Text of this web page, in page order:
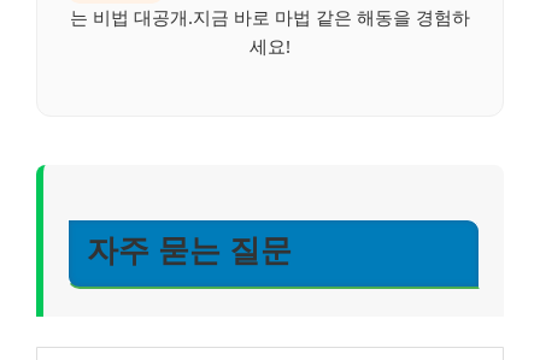
는 비법 대공개.지금 바로 마법 같은 해동을 경험하
세요!
자주 묻는 질문